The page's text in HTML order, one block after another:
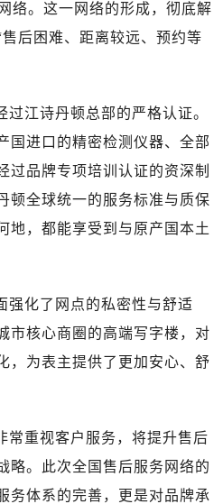
湖南省张家界市永定区解放路江诗丹顿售后服务中心（需提前预约）
湖南省长沙市芙蓉区建湘路393号世茂环球金融中心写字楼10层1013室江诗丹顿售后服务中心（需提前预约）
甘肃省定西市安定区解放路江诗丹顿售后服务中心（需提前预约）
甘肃省敦煌市沙州镇阳关中路江诗丹顿售后服务中心（需提前预约）
甘肃省合作市人民街江诗丹顿售后服务中心（需提前预约）
甘肃省嘉峪关市雄关区新华中路江诗丹顿售后服务中心（需提前预约）
甘肃省金昌市金川区北京路江诗丹顿售后服务中心（需提前预约）
甘肃省陇南市武都区人民路江诗丹顿售后服务中心（需提前预约）
甘肃省天水市秦州区民主路江诗丹顿售后服务中心（需提前预约）
宁夏回族自治区固原市原州区文化街江诗丹顿售后服务中心（需提前预约）
宁夏回族自治区石嘴山市大武口区贺兰山路江诗丹顿售后服务中心（需提前预约）
宁夏回族自治区吴忠市利通区开元大道江诗丹顿售后服务中心（需提前预约）
络。这一网络的形成，彻底解
后困难、距离较远、预约等
过江诗丹顿总部的严格认证。
国进口的精密检测仪器、全部
过品牌专项培训认证的资深制
顿全球统一的服务标准与质保
地，都能享受到与原产国本土
强化了网点的私密性与舒适
市核心商圈的高端写字楼，对
，为表主提供了更加安心、舒
常重视客户服务，将提升售后
略。此次全国售后服务网络的
务体系的完善，更是对品牌承